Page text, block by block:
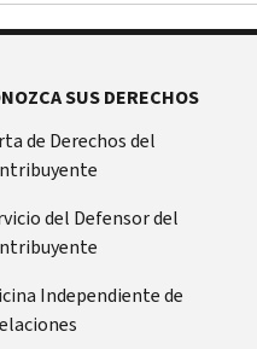
SUS DERECHOS
de Derechos del
del Defensor del
Independiente de